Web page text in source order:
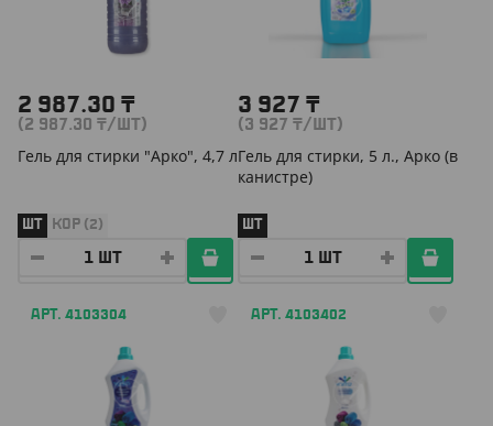
2 987.30 ₸
(2 987.30 ₸/ШТ)
Гель для стирки "Арко", 4,7 л
ШТ КОР (2)
3 927 ₸
(3 927 ₸/ШТ)
Гель для стирки, 5 л., Арко (в
канистре)
ШТ
АРТ. 4103304 АРТ. 4103402